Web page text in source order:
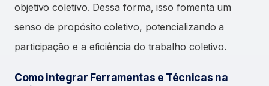
objetivo coletivo. Dessa forma, isso fomenta um
senso de propósito coletivo, potencializando a
participação e a eficiência do trabalho coletivo.
Como integrar Ferramentas e Técnicas na